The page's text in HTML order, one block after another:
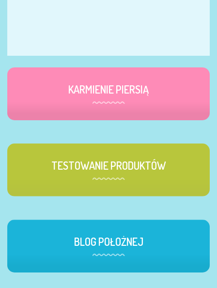
KARMIENIE PIERSIĄ
TESTOWANIE PRODUKTÓW
BLOG POŁOŻNEJ